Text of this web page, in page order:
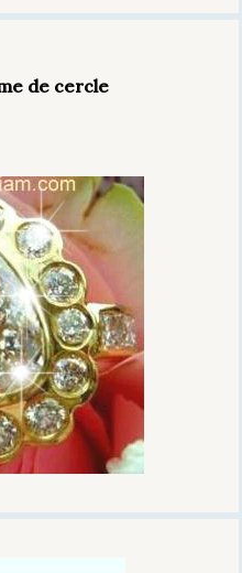
de cercle